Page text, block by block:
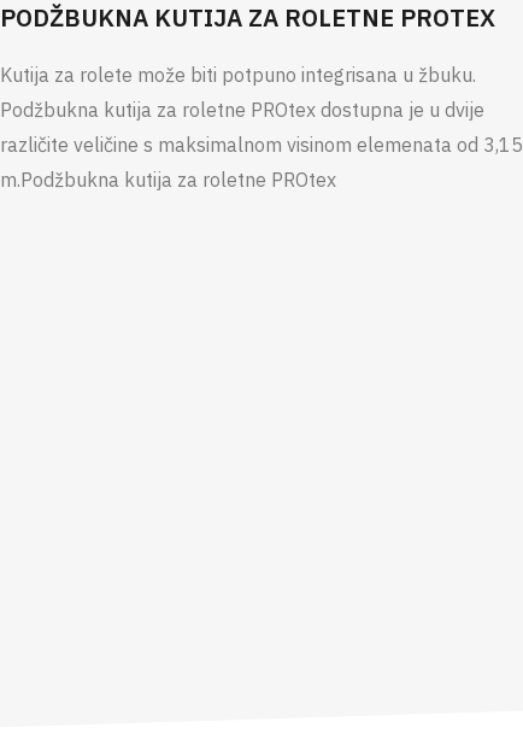
PODŽBUKNA KUTIJA ZA ROLETNE PROTEX
Kutija za rolete može biti potpuno integrisana u žbuku.
Podžbukna kutija za roletne PROtex dostupna je u dvije
različite veličine s maksimalnom visinom elemenata od 3,15
m.Podžbukna kutija za roletne PROtex